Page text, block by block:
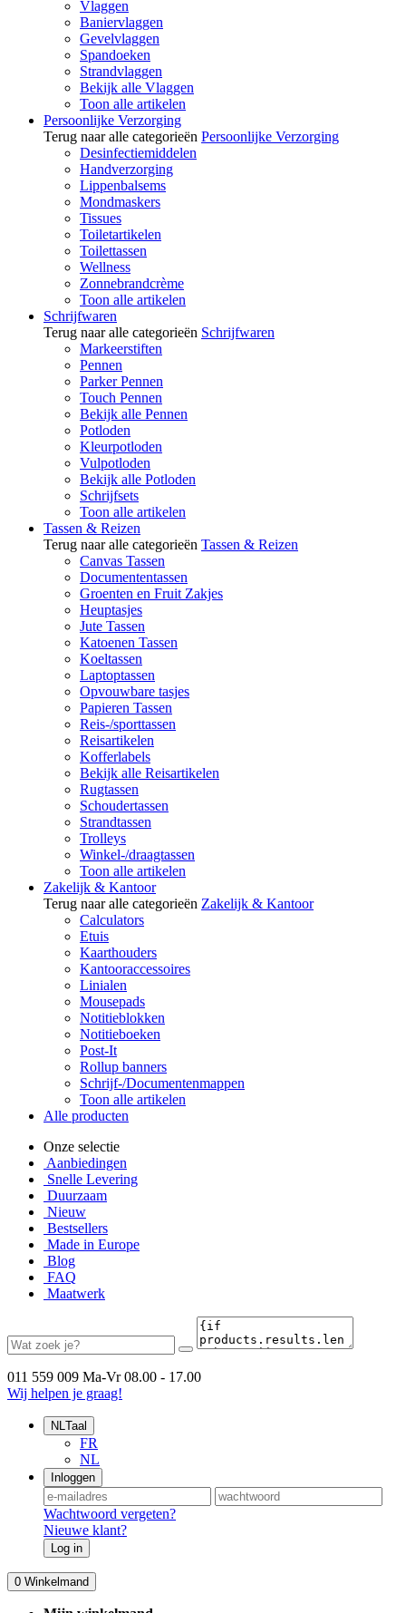
Vlaggen
Baniervlaggen
Gevelvlaggen
Spandoeken
Strandvlaggen
Bekijk alle Vlaggen
Toon alle artikelen
Persoonlijke Verzorging
Terug naar alle categorieën Persoonlijke Verzorging
Desinfectiemiddelen
Handverzorging
Lippenbalsems
Mondmaskers
Tissues
Toiletartikelen
Toilettassen
Wellness
Zonnebrandcrème
Toon alle artikelen
Schrijfwaren
Terug naar alle categorieën Schrijfwaren
Markeerstiften
Pennen
Parker Pennen
Touch Pennen
Bekijk alle Pennen
Potloden
Kleurpotloden
Vulpotloden
Bekijk alle Potloden
Schrijfsets
Toon alle artikelen
Tassen & Reizen
Terug naar alle categorieën Tassen & Reizen
Canvas Tassen
Documententassen
Groenten en Fruit Zakjes
Heuptasjes
Jute Tassen
Katoenen Tassen
Koeltassen
Laptoptassen
Opvouwbare tasjes
Papieren Tassen
Reis-/sporttassen
Reisartikelen
Kofferlabels
Bekijk alle Reisartikelen
Rugtassen
Schoudertassen
Strandtassen
Trolleys
Winkel-/draagtassen
Toon alle artikelen
Zakelijk & Kantoor
Terug naar alle categorieën Zakelijk & Kantoor
Calculators
Etuis
Kaarthouders
Kantooraccessoires
Linialen
Mousepads
Notitieblokken
Notitieboeken
Post-It
Rollup banners
Schrijf-/Documentenmappen
Toon alle artikelen
Alle producten
Onze selectie
Aanbiedingen
Snelle Levering
Duurzaam
Nieuw
Bestsellers
Made in Europe
Blog
FAQ
Maatwerk
011 559 009 Ma-Vr 08.00 - 17.00
Wij helpen je graag!
NLTaal
FR
NL
Inloggen
Wachtwoord vergeten?
Nieuwe klant?
Log in
0 Winkelmand